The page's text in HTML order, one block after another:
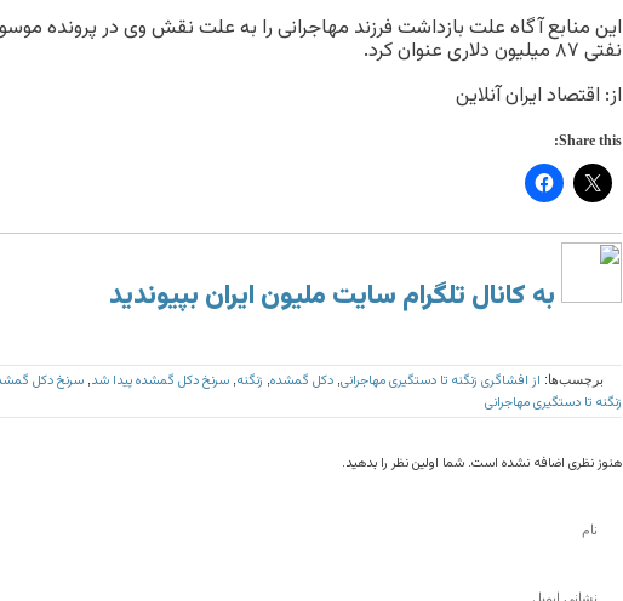
این منابع آگاه علت بازداشت فرزند مهاجرانی را به علت نقش وی در پرونده
نفتی ۸۷ میلیون دلاری عنوان کرد.
از: اقتصاد ایران آنلاین
Share this:
به کانال تلگرام سایت ملیون ایران بپیوندید
برچسب‌ها: از افشاگری زنگنه تا دستگیری مهاجرانی دکل گمشده زنگنه سرنخ دکل گمشده پیدا شد سرنخ دکل
زنگنه تا دستگیری مهاجرانی
هنوز نظری اضافه نشده است. شما اولین نظر را بدهید.